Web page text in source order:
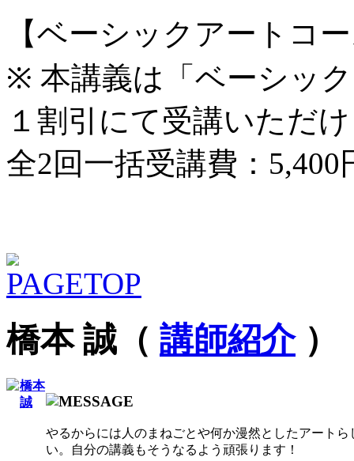
【ベーシックアートコ
※ 本講義は「ベーシッ
１割引にて受講いただ
全2回一括受講費：5,400
橋本 誠（ 講師紹介）
やるからには人のまねごとや何か漫然としたアート
い。自分の講義もそうなるよう頑張ります！